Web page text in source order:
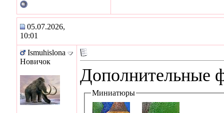
05.07.2026,
10:01
Ismuhislona
Новичок
Дополнительные
Миниатюры